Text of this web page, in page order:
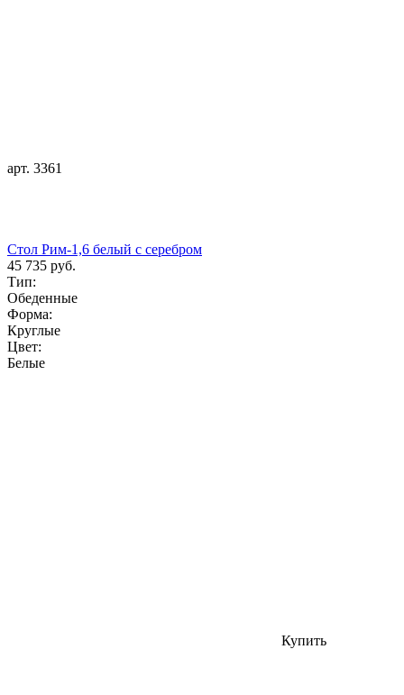
арт. 3361
Стол Рим-1,6 белый с серебром
45 735 руб.
Тип:
Обеденные
Форма:
Круглые
Цвет:
Белые
Купить